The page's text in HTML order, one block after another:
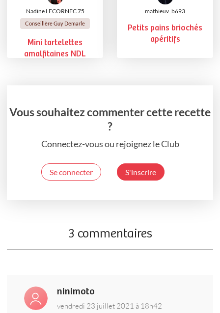
Nadine LECORNEC 75
Conseillère Guy Demarle
Mini tartelettes
amalfitaines NDL
mathieuv_b693
Petits pains briochés
apéritifs
Vous souhaitez commenter cette recette
?
Connectez-vous ou rejoignez le Club
Se connecter S'inscrire
3 commentaires
ninimoto
vendredi 23 juillet 2021 à 18h42